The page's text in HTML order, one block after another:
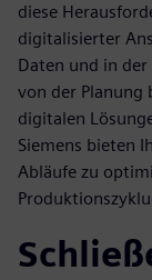
diese
digitalisierter
Daten und in
von der Planung
digitalen
Siemens bieten
Abläufe zu